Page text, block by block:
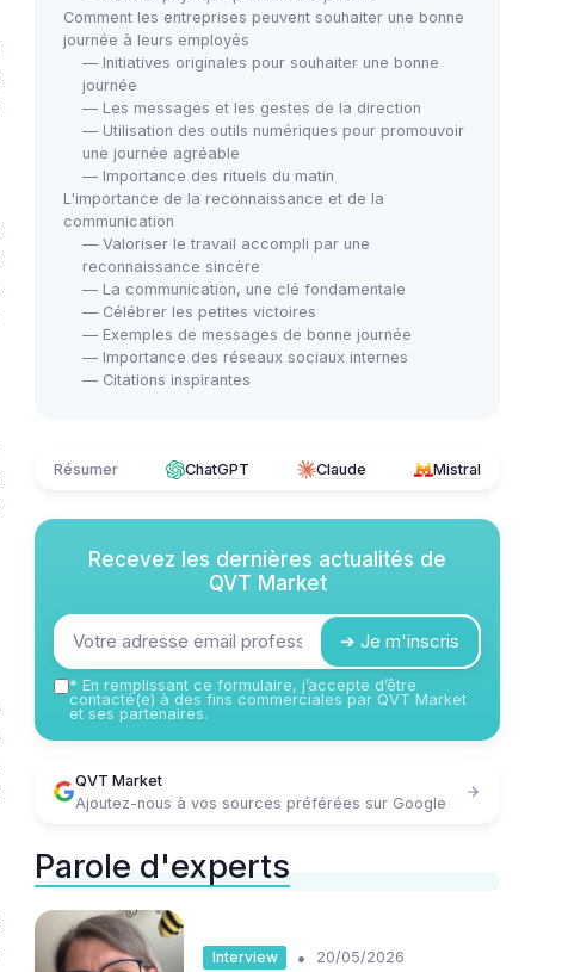
Comment les entreprises peuvent souhaiter une bonne
journée à leurs employés
— Initiatives originales pour souhaiter une bonne
journée
— Les messages et les gestes de la direction
— Utilisation des outils numériques pour promouvoir
une journée agréable
— Importance des rituels du matin
L'importance de la reconnaissance et de la
communication
— Valoriser le travail accompli par une
reconnaissance sincère
— La communication, une clé fondamentale
— Célébrer les petites victoires
— Exemples de messages de bonne journée
— Importance des réseaux sociaux internes
— Citations inspirantes
Résumer ChatGPT Claude Mistral
Recevez les dernières actualités de
QVT Market
➔ Je m'inscris
* En remplissant ce formulaire, j’accepte d’être
contacté(e) à des fins commerciales par QVT Market
et ses partenaires.
QVT Market
Ajoutez-nous à vos sources préférées sur Google
Parole d'experts
Interview •
20/05/2026